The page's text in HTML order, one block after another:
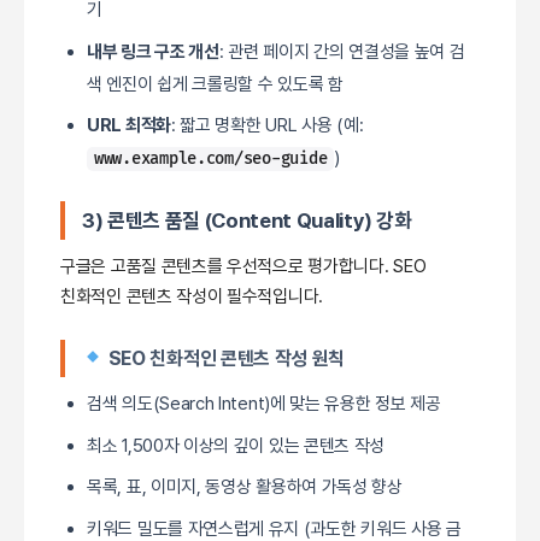
기
내부 링크 구조 개선: 관련 페이지 간의 연결성을 높여 검
색 엔진이 쉽게 크롤링할 수 있도록 함
URL 최적화: 짧고 명확한 URL 사용 (예:
www.example.com/seo-guide )
3) 콘텐츠 품질 (Content Quality) 강화
구글은 고품질 콘텐츠를 우선적으로 평가합니다. SEO
친화적인 콘텐츠 작성이 필수적입니다.
SEO 친화적인 콘텐츠 작성 원칙
검색 의도(Search Intent)에 맞는 유용한 정보 제공
최소 1,500자 이상의 깊이 있는 콘텐츠 작성
목록, 표, 이미지, 동영상 활용하여 가독성 향상
키워드 밀도를 자연스럽게 유지 (과도한 키워드 사용 금